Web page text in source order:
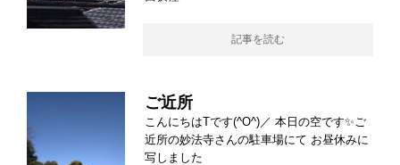
記事を読む
ご近所
こんにちはTです(^O^)／ 本日の空です✨ご
近所の妙法寺さんの駐車場にて お昼休みに
写しました